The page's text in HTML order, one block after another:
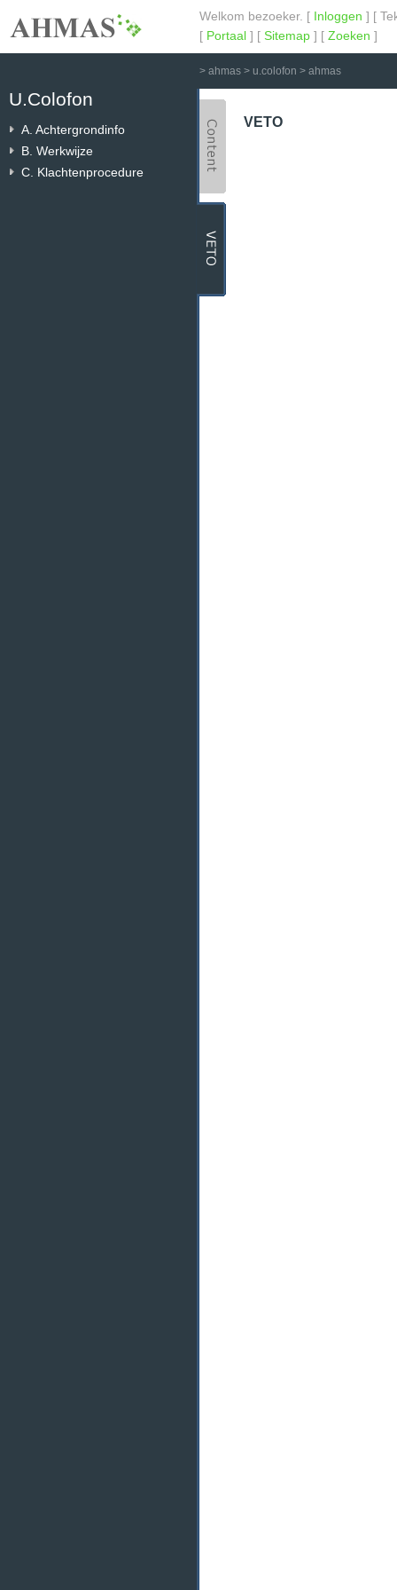
Welkom bezoeker. [ Inloggen ] [
[ Portaal ] [ Sitemap ] [ Zoeken ]
> ahmas > u.colofon > ahmas
U.Colofon
A. Achtergrondinfo
B. Werkwijze
C. Klachtenprocedure
VETO